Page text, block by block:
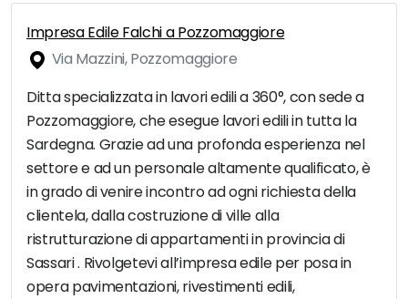
Impresa Edile Falchi a Pozzomaggiore
Via Mazzini, Pozzomaggiore
Ditta specializzata in lavori edili a 360°, con sede a
Pozzomaggiore, che esegue lavori edili in tutta la
Sardegna. Grazie ad una profonda esperienza nel
settore e ad un personale altamente qualificato, è
in grado di venire incontro ad ogni richiesta della
clientela, dalla costruzione di ville alla
ristrutturazione di appartamenti in provincia di
Sassari . Rivolgetevi all’impresa edile per posa in
opera pavimentazioni, rivestimenti edili,